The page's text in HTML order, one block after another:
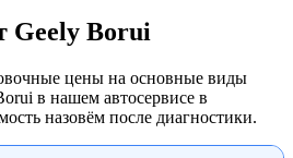
Geely Borui
цены на основные виды
в нашем автосервисе в
назовём после диагностики.